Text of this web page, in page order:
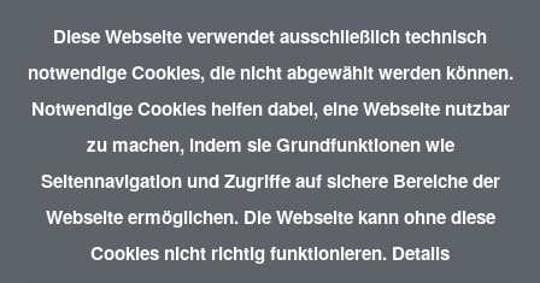
Diese Webseite verwendet ausschließlich technisch
notwendige Cookies, die nicht abgewählt werden können.
Notwendige Cookies helfen dabei, eine Webseite nutzbar
zu machen, indem sie Grundfunktionen wie
Seitennavigation und Zugriffe auf sichere Bereiche der
Webseite ermöglichen. Die Webseite kann ohne diese
Cookies nicht richtig funktionieren. Details